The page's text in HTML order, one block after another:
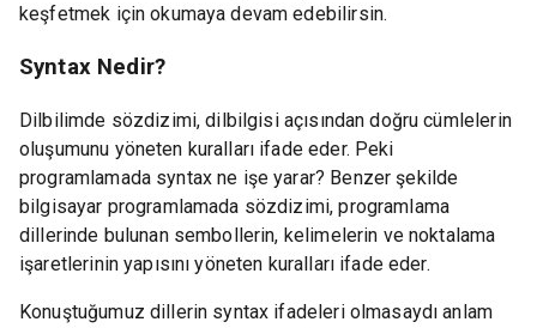
keşfetmek için okumaya devam edebilirsin.
Syntax Nedir?
Dilbilimde sözdizimi, dilbilgisi açısından doğru cümlelerin
oluşumunu yöneten kuralları ifade eder. Peki
programlamada syntax ne işe yarar? Benzer şekilde
bilgisayar programlamada sözdizimi, programlama
dillerinde bulunan sembollerin, kelimelerin ve noktalama
işaretlerinin yapısını yöneten kuralları ifade eder.
Konuştuğumuz dillerin syntax ifadeleri olmasaydı anlam